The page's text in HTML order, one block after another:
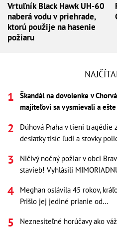
Vrtuľník Black Hawk UH-60
naberá vodu v priehrade,
ktorú použije na hasenie
požiaru
Škandál na dovolenke v
majiteľovi sa vysmievali a
Dúhová Praha v tieni tragédie
desiatky tisíc ľudí a stovky
Ničivý nočný požiar v obci
stavieb! Vyhlásili
Meghan oslávila 45 rokov,
Prišlo jej jediné prianie od...
Neznesiteľné horúčavy ako